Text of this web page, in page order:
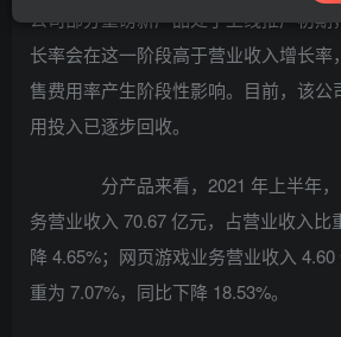
公司部分重磅新产品处于上线推广初期
长率会在这一阶段高于营业收入增长率
售费用率产生阶段性影响。目前，该公
用投入已逐步回收。
分产品来看，2021 年上半年，
务营业收入 70.67 亿元，占营业收入比
降 4.65%；网页游戏业务营业收入
重为 7.07%，同比下降 18.53%。